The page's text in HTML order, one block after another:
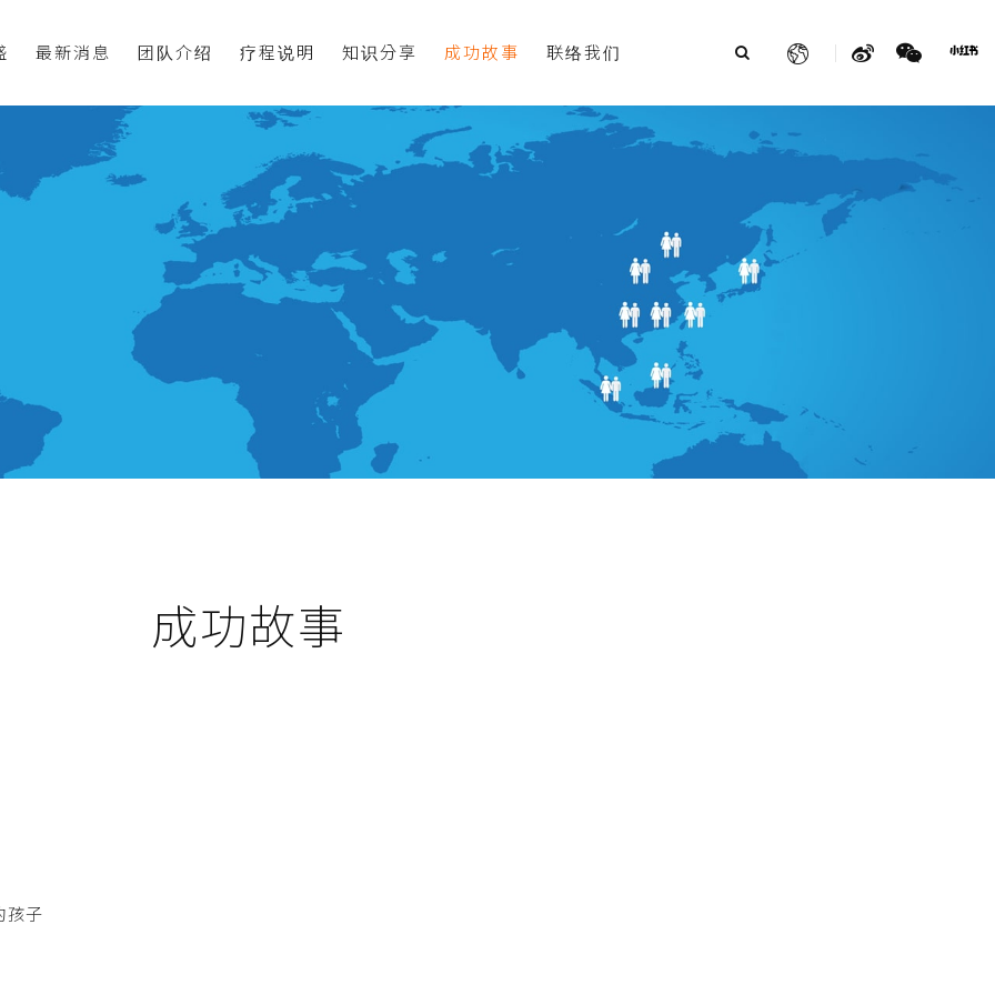
最新消息 团队介绍 疗程说明 知识分享 成功故事 联络我们
成功故事
孩子